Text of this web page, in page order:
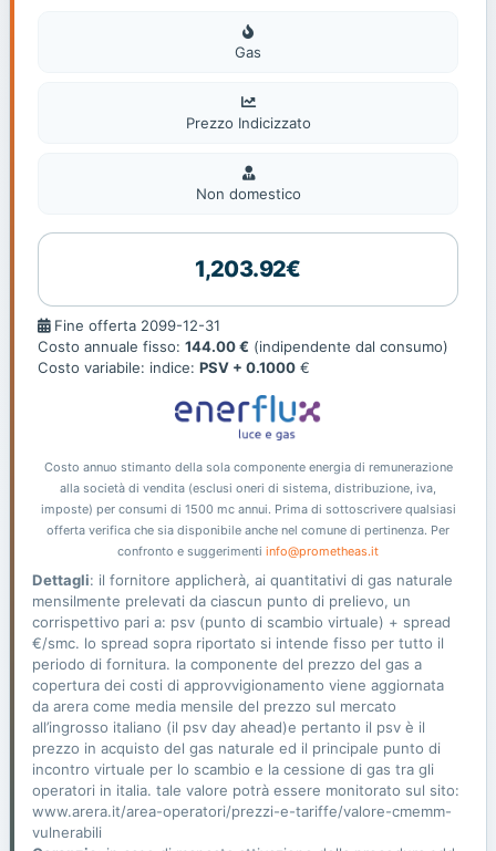
Gas
Gas
Prezzo Indicizzato
Non
domestic
Non domestico
1,203.92€
Fine
offerta
Fine offerta 2099-12-31
Costo annuale fisso: 144.00 € (indipendente dal consumo)
Costo variabile: indice: PSV + 0.1000 €
Costo annuo stimanto della sola componente energia di remunerazione
alla società di vendita (esclusi oneri di sistema, distribuzione, iva,
imposte) per consumi di 1500 mc annui. Prima di sottoscrivere qualsiasi
offerta verifica che sia disponibile anche nel comune di pertinenza. Per
confronto e suggerimenti info@prometheas.it
Dettagli: il fornitore applicherà, ai quantitativi di gas naturale
mensilmente prelevati da ciascun punto di prelievo, un
corrispettivo pari a: psv (punto di scambio virtuale) + spread
€/smc. lo spread sopra riportato si intende fisso per tutto il
periodo di fornitura. la componente del prezzo del gas a
copertura dei costi di approvvigionamento viene aggiornata
da arera come media mensile del prezzo sul mercato
all’ingrosso italiano (il psv day ahead)e pertanto il psv è il
prezzo in acquisto del gas naturale ed il principale punto di
incontro virtuale per lo scambio e la cessione di gas tra gli
operatori in italia. tale valore potrà essere monitorato sul sito:
www.arera.it/area-operatori/prezzi-e-tariffe/valore-cmemm-
vulnerabili